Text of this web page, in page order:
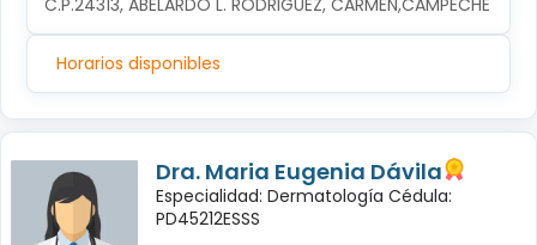
Horarios disponibles
Dra. Maria Eugenia Dávila
Especialidad: Dermatología Cédula:
PD45212ESSS